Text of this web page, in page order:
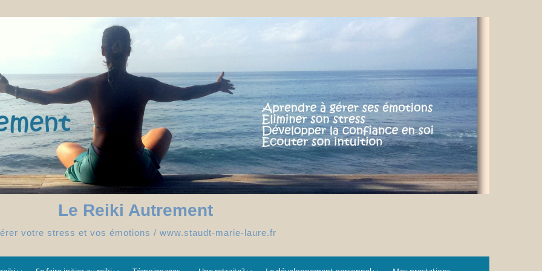
Le Reiki Autrement
votre stress et vos émotions / www.staudt-marie-laure.fr